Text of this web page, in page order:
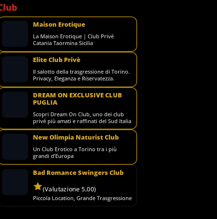
Maison Erotique
La Maison Erotique | Club Privè
Catania Taormina Sicilia
Elite Club Privè
Il salotto della trasgressione di Torino.
Privacy, Eleganza e Riservatezza.
DREAM ON EXCLUSIVE CLUB
PUGLIA
Scopri Dream On Club, uno dei club
privé più amati e raffinati del Sud Italia
New Olimpia Naturist Club
Un Club Erotico a Torino tra i più
grandi d’Europa
Bad Romance Swingers Club
(Valutazione 5,00)
Piccola Location, Grande Trasgressione